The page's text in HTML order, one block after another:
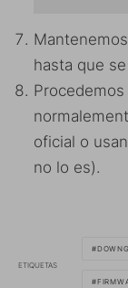
hasta que
oficial o
no lo es).
ETIQUETAS